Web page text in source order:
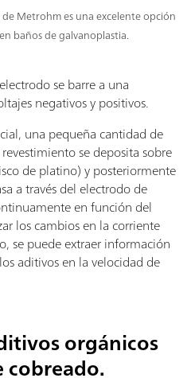
de Metrohm es una excelente opción
baños de galvanoplastia.
se barre a una
negativos y positivos.
una pequeña cantidad de
se deposita sobre
de platino) y posteriormente
a través del electrodo de
en función del
los cambios en la corriente
se puede extraer información
aditivos en la velocidad de
orgánicos
cobreado.